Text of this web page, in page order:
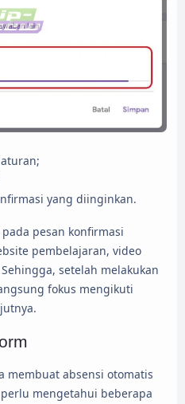
yang diinginkan.
pesan konfirmasi
pembelajaran, video
setelah melakukan
fokus mengikuti
membuat absensi otomatis
mengetahui beberapa